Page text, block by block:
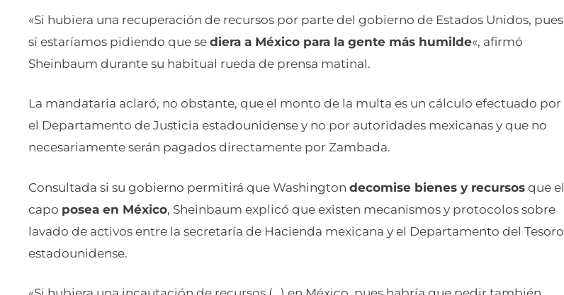
«Si hubiera una recuperación de recursos por parte del gobierno de Estados Unidos, pues
sí estaríamos pidiendo que se diera a México para la gente más humilde«, afirmó
Sheinbaum durante su habitual rueda de prensa matinal.
La mandataria aclaró, no obstante, que el monto de la multa es un cálculo efectuado por
el Departamento de Justicia estadounidense y no por autoridades mexicanas y que no
necesariamente serán pagados directamente por Zambada.
Consultada si su gobierno permitirá que Washington decomise bienes y recursos que el
capo posea en México, Sheinbaum explicó que existen mecanismos y protocolos sobre
lavado de activos entre la secretaría de Hacienda mexicana y el Departamento del Tesoro
estadounidense.